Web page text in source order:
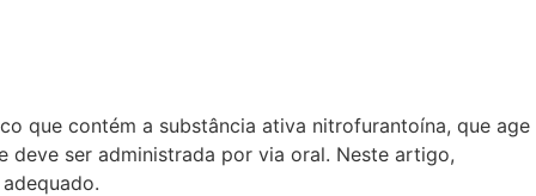
que contém a substância ativa nitrofurantoína, que age
deve ser administrada por via oral. Neste artigo,